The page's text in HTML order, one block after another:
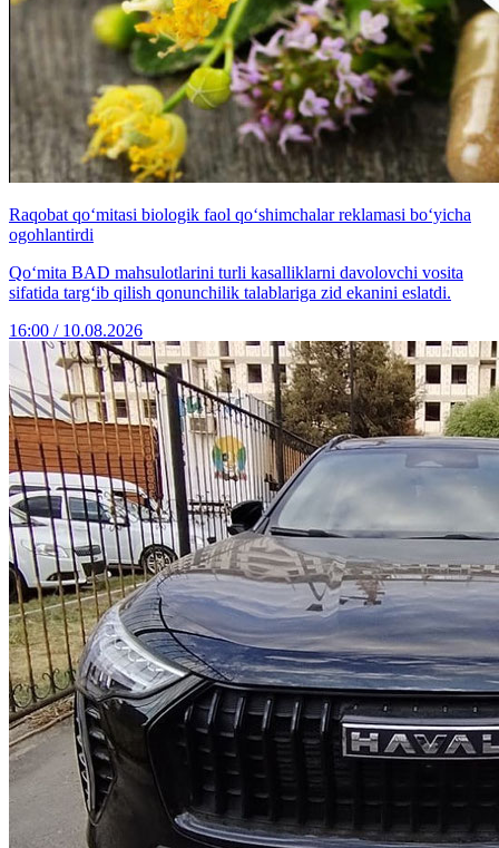
Raqobat qo‘mitasi biologik faol qo‘shimchalar reklamasi bo‘yicha
ogohlantirdi
Qo‘mita BАD mahsulotlarini turli kasalliklarni davolovchi vosita
sifatida targ‘ib qilish qonunchilik talablariga zid ekanini eslatdi.
16:00 / 10.08.2026